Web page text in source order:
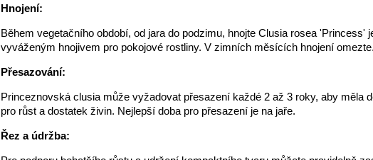
Hnojení:
Během vegetačního období, od jara do podzimu, hnojte Clusia rosea 'Princess'
vyváženým hnojivem pro pokojové rostliny. V zimních měsících hnojení omezte.
Přesazování:
Princeznovská clusia může vyžadovat přesazení každé 2 až 3 roky, aby měla
pro růst a dostatek živin. Nejlepší doba pro přesazení je na jaře.
Řez a údržba: